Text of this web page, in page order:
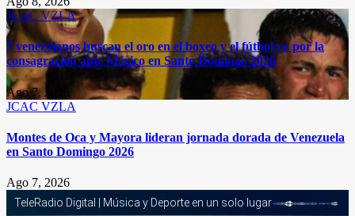
JCAC VZLA
7 venezolanos buscan el oro en el boxeo y el fútbol va por la
consagración ante México en Santo Domingo 2026
Ago 7, 2026
JCAC VZLA
Montes de Oca y Mayora lideran jornada dorada de Venezuela
en Santo Domingo 2026
Ago 7, 2026